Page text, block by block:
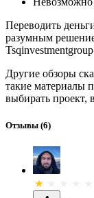
Переводить
разумным
Другие обзоры
такие материалы
выбирать проект,
Отзывы (6)